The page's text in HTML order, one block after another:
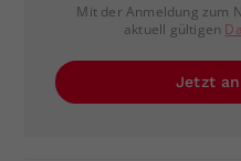
Mit der Anmeldung zum
aktuell gültigen
Jetzt